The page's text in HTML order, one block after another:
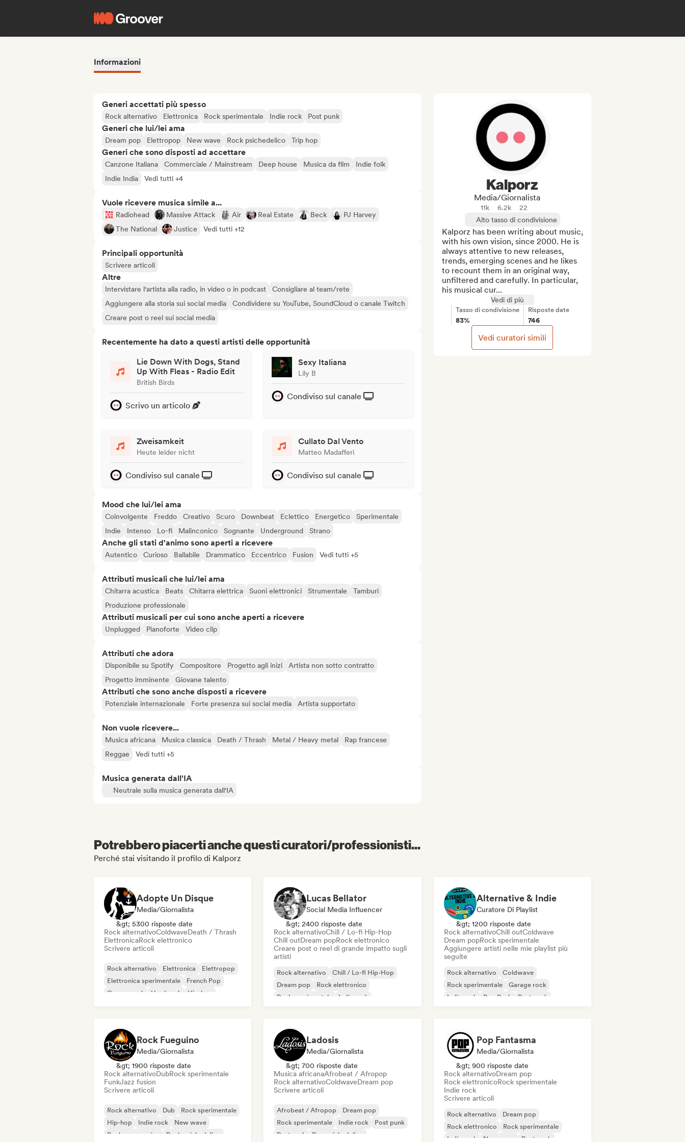
Informazioni
Generi accettati più spesso
Rock alternativo Elettronica Rock sperimentale Indie rock Post punk
Generi che lui/lei ama
Dream pop Elettropop New wave Rock psichedelico Trip hop
Generi che sono disposti ad accettare
Canzone Italiana Commerciale / Mainstream Deep house Musica da film
Indie folk
Indie India
Vedi tutti +4
Vuole ricevere musica simile a...
Radiohead Massive Attack Air Real Estate Beck
PJ Harvey
The National
Justice Vedi tutti +12
Principali opportunità
Scrivere articoli
Altre
Intervistare l'artista alla radio, in video o in podcast
Consigliare al team/rete
Aggiungere alla storia sui social media
Condividere su YouTube, SoundCloud o canale Twitch
Creare post o reel sui social media
Recentemente ha dato a questi artisti delle opportunità
Lie Down With Dogs, Stand
Up With Fleas - Radio Edit
British Birds
Scrivo un articolo
Sexy Italiana
Lily B
Condiviso sul canale
Zweisamkeit
Heute leider nicht
Condiviso sul canale
Cullato Dal Vento
Matteo Madafferi
Condiviso sul canale
Mood che lui/lei ama
Coinvolgente Freddo Creativo Scuro Downbeat Eclettico Energetico
Sperimentale
Indie
Intenso Lo-fi Malinconico Sognante Underground Strano
Anche gli stati d'animo sono aperti a ricevere
Autentico Curioso Ballabile Drammatico Eccentrico Fusion Vedi tutti +5
Attributi musicali che lui/lei ama
Chitarra acustica Beats Chitarra elettrica Suoni elettronici Strumentale
Tamburi
Produzione professionale
Attributi musicali per cui sono anche aperti a ricevere
Unplugged Pianoforte Video clip
Attributi che adora
Disponibile su Spotify Compositore Progetto agli inizi
Artista non sotto contratto
Progetto imminente
Giovane talento
Attributi che sono anche disposti a ricevere
Potenziale internazionale Forte presenza sui social media Artista supportato
Non vuole ricevere...
Musica africana Musica classica Death / Thrash Metal / Heavy metal
Rap francese
Reggae
Vedi tutti +5
Musica generata dall'IA
Neutrale sulla musica generata dall'IA
Kalporz
Media/Giornalista
11k 6.2k
22
Alto tasso di condivisione
Kalporz has been writing about music,
with his own vision, since 2000. He is
always attentive to new releases,
trends, emerging scenes and he likes
to recount them in an original way,
unfiltered and carefully. In particular,
his musical cur...
Vedi di più
Tasso di condivisione
83%
Risposte date
746
Vedi curatori simili
Potrebbero piacerti anche questi curatori/professionisti...
Perché stai visitando il profilo di Kalporz
Adopte Un Disque
Media/Giornalista
&gt; 5300 risposte date
Rock alternativoColdwaveDeath / Thrash
ElettronicaRock elettronico
Scrivere articoli
Rock alternativo Elettronica
Elettropop
Elettronica sperimentale
French Pop
Garage rock
Hard rock Hip-hop
Lucas Bellator
Social Media Influencer
&gt; 2400 risposte date
Rock alternativoChill / Lo-fi Hip-Hop
Chill outDream popRock elettronico
Creare post o reel di grande impatto sugli
artisti
Rock alternativo
Chill / Lo-fi Hip-Hop
Dream pop
Rock elettronico
Rock sperimentale
Indie rock
Alternative & Indie
Curatore Di Playlist
&gt; 1200 risposte date
Rock alternativoChill outColdwave
Dream popRock sperimentale
Aggiungere artisti nelle mie playlist più
seguite
Rock alternativo
Coldwave
Rock sperimentale
Garage rock
Indie rock
Pop Punk
Post punk
Rock Fueguino
Media/Giornalista
&gt; 1900 risposte date
Rock alternativoDubRock sperimentale
FunkJazz fusion
Scrivere articoli
Rock alternativo Dub
Rock sperimentale
Hip-hop
Indie rock
New wave
Rock progressivo
Rock psichedelico
Ladosis
Media/Giornalista
&gt; 700 risposte date
Musica africanaAfrobeat / Afropop
Rock alternativoColdwaveDream pop
Scrivere articoli
Afrobeat / Afropop
Dream pop
Rock sperimentale
Indie rock
Post punk
Post rock
Pop psichedelico
Pop Fantasma
Media/Giornalista
&gt; 900 risposte date
Rock alternativoDream pop
Rock elettronicoRock sperimentale
Indie rock
Scrivere articoli
Rock alternativo
Dream pop
Rock elettronico
Rock sperimentale
Indie rock
New wave Post punk